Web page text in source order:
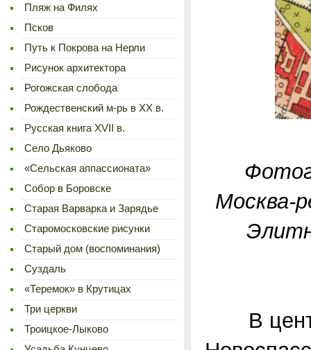
Пляж на Филях
Псков
Путь к Покрова на Нерли
Рисунок архитектора
Рогожская слобода
Рождественский м-рь в ХХ в.
Русская книга XVII в.
Село Дьяково
«Сельская аппассионата»
Cобор в Боровске
Старая Варварка и Зарядье
Старомосковские рисунки
Старый дом (воспоминания)
Суздаль
«Теремок» в Крутицах
Три церкви
Троицкое-Лыково
Москва-
В